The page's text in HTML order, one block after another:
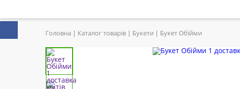
Головна Каталог товарів Букети Букет Обійми